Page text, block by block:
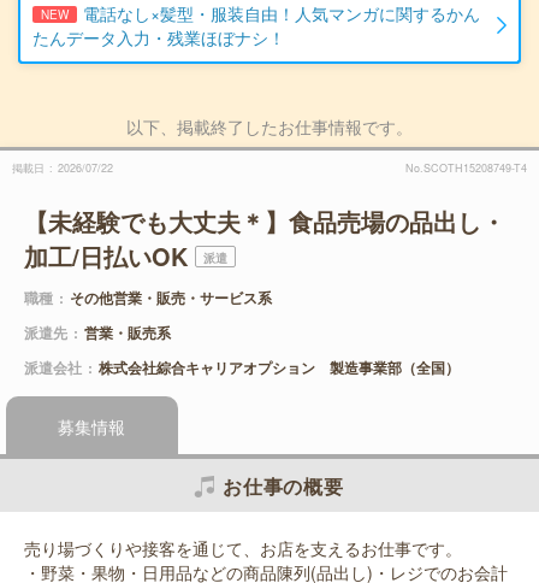
NEW
電話なし×髪型・服装自由！人気マンガに関するかん
たんデータ入力・残業ほぼナシ！
以下、掲載終了したお仕事情報です。
掲載日 2026/07/22 No.SCOTH15208749-T4
【未経験でも大丈夫＊】食品売場の品出し・
加工/日払いOK
派遣
職種
その他営業・販売・サービス系
派遣先
営業・販売系
派遣会社
株式会社綜合キャリアオプション 製造事業部（全国）
募集情報
お仕事の概要
売り場づくりや接客を通じて、お店を支えるお仕事です。
・野菜・果物・日用品などの商品陳列(品出し)・レジでのお会計